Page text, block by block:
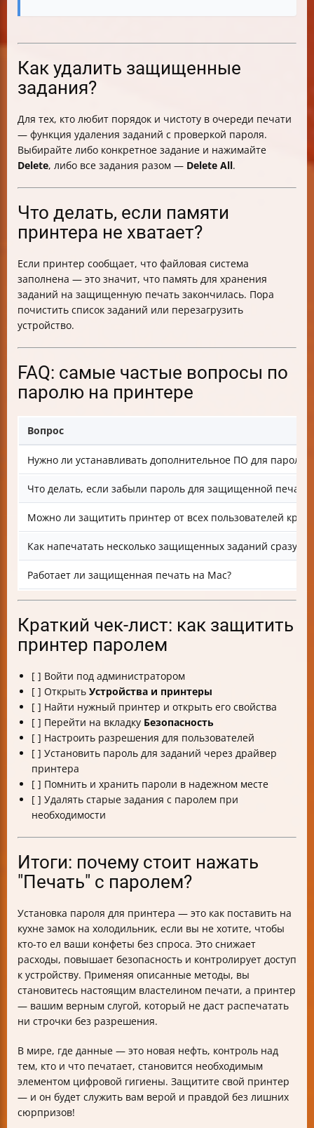
Как удалить защищенные
задания?
Для тех, кто любит порядок и чистоту в очереди печати
— функция удаления заданий с проверкой пароля.
Выбирайте либо конкретное задание и нажимайте
Delete, либо все задания разом — Delete All.
Что делать, если памяти
принтера не хватает?
Если принтер сообщает, что файловая система
заполнена — это значит, что память для хранения
заданий на защищенную печать закончилась. Пора
почистить список заданий или перезагрузить
устройство.
FAQ: самые частые вопросы по
паролю на принтере
Вопрос
Нужно ли устанавливать дополнительное ПО для пароля?
Что делать, если забыли пароль для защищенной печати?
Можно ли защитить принтер от всех пользователей
Как напечатать несколько защищенных заданий сразу?
Работает ли защищенная печать на Mac?
Краткий чек-лист: как защитить
принтер паролем
[ ] Войти под администратором
[ ] Открыть Устройства и принтеры
[ ] Найти нужный принтер и открыть его свойства
[ ] Перейти на вкладку Безопасность
[ ] Настроить разрешения для пользователей
[ ] Установить пароль для заданий через драйвер
принтера
[ ] Помнить и хранить пароли в надежном месте
[ ] Удалять старые задания с паролем при
необходимости
Итоги: почему стоит нажать
"Печать" с паролем?
Установка пароля для принтера — это как поставить на
кухне замок на холодильник, если вы не хотите, чтобы
кто-то ел ваши конфеты без спроса. Это снижает
расходы, повышает безопасность и контролирует доступ
к устройству. Применяя описанные методы, вы
становитесь настоящим властелином печати, а принтер
— вашим верным слугой, который не даст распечатать
ни строчки без разрешения.
В мире, где данные — это новая нефть, контроль над
тем, кто и что печатает, становится необходимым
элементом цифровой гигиены. Защитите свой принтер
— и он будет служить вам верой и правдой без лишних
сюрпризов!